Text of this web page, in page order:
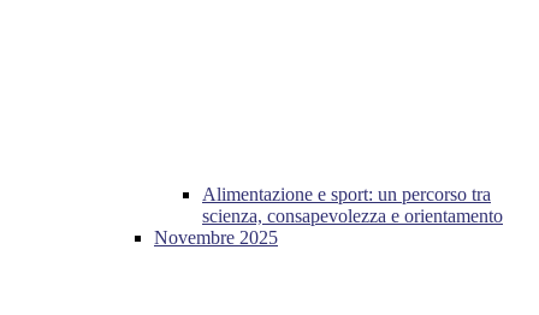
Alimentazione e sport: un percorso tra
scienza, consapevolezza e orientamento
Novembre 2025